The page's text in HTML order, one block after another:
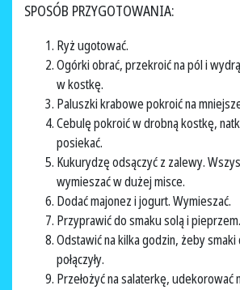
SPOSÓB PRZYGOTOWANIA:
Ryż ugotować.
Ogórki obrać, przekroić na pól i
w kostkę.
Paluszki krabowe pokroić na
Cebulę pokroić w drobną kostkę,
posiekać.
Kukurydzę odsączyć z zalewy.
wymieszać w dużej misce.
Dodać majonez i jogurt. Wymieszać.
Przyprawić do smaku solą i pieprzem.
Odstawić na kilka godzin, żeby
połączyły.
Przełożyć na salaterkę, udekorować